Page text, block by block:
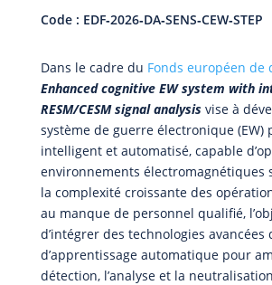
Code : EDF‑2026‑DA‑SENS‑CEW‑STEP
Dans le cadre du Fonds européen de
Enhanced cognitive EW system with
RESM/CESM signal analysis vise à
système de guerre électronique (EW)
intelligent et automatisé, capable
environnements électromagnétiques
la complexité croissante des
au manque de personnel qualifié,
d’intégrer des technologies avancées
d’apprentissage automatique pour
détection, l’analyse et la